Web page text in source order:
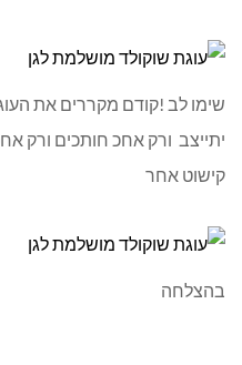
שימו לב !קודם מקררים את
יתייצב ורק אחכ חותכים ורק
קישוט אחר
בהצלחה